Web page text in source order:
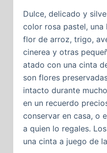
Dulce, delicado y
color rosa pastel,
flor de arroz, trigo,
cinerea y otras
atado con una cinta
son flores
intacto durante
en un recuerdo
conservar en casa, o
a quien lo regales.
una cinta a juego de